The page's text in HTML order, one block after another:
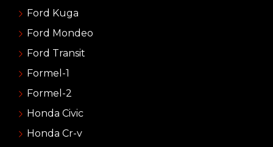
Ford Kuga
Ford Mondeo
Ford Transit
Formel-1
Formel-2
Honda Civic
Honda Cr-v